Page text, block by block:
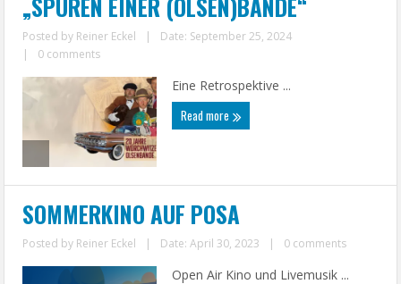
„SPUREN EINER (OLSEN)BANDE“
Posted by Reiner Eckel |
Date: September 25, 2024
|
0 comments
Eine Retrospektive ...
Read more
SOMMERKINO AUF POSA
Posted by Reiner Eckel | Date: April 30, 2023 | 0 comments
Open Air Kino und Livemusik ...